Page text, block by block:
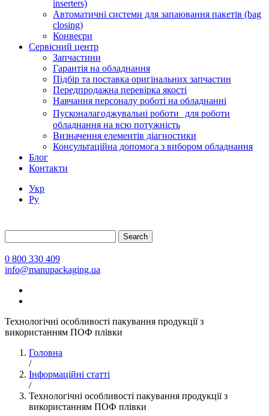
inserters)
Автоматичні системи для запаювання пакетів (bag
closing)
Конвеєри
Сервісний центр
Запчастини
Гарантія на обладнання
Підбір та поставка оригінальних запчастин
Передпродажна перевірка якості
Навчання персоналу роботі на обладнанні
Пусконалагоджувальні роботи для роботи
обладнання на всю потужність
Визначення елементів діагностики
Консультаційна допомога з вибором обладнання
Блог
Контакти
Укр
Ру
Search
0 800 330 409
info@manupackaging.ua
Технологічні особливості пакування продукції з
використанням ПОФ плівки
Головна
/
Інформаційні статті
/
Технологічні особливості пакування продукції з
використанням ПОФ плівки